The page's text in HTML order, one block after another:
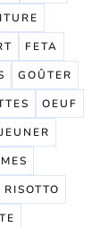
FETA
GOÛTER
OEUF
RISOTTO